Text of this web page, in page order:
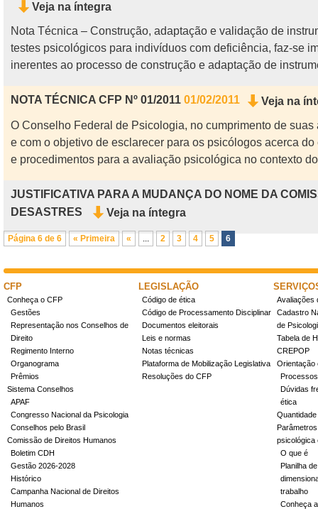
Veja na íntegra
Nota Técnica – Construção, adaptação e validação de
testes psicológicos para indivíduos com deficiência, faz-se
inerentes ao processo de construção e adaptação de
NOTA TÉCNICA CFP Nº 01/2011 01/02/2011
Veja na
O Conselho Federal de Psicologia, no cumprimento de
e com o objetivo de esclarecer para os psicólogos acerca
e procedimentos para a avaliação psicológica no contexto
JUSTIFICATIVA PARA A MUDANÇA DO NOME DA
DESASTRES
Veja na íntegra
Página 6 de 6 « Primeira « 2 3 4 5 6
CFP
Conheça o CFP
Gestões
Representação nos Conselhos de
Direito
Regimento Interno
Organograma
Prêmios
Sistema Conselhos
APAF
Congresso Nacional da Psicologia
Conselhos pelo Brasil
Comissão de Direitos Humanos
Boletim CDH
Gestão 2026-2028
Histórico
Campanha Nacional de Direitos
Humanos
LEGISLAÇÃO
Código de ética
Código de Processamento Disciplinar
Documentos eleitorais
Leis e normas
Notas técnicas
Plataforma de Mobilização Legislativa
Resoluções do CFP
Avaliações
Cadastro
de
Tabela de
CREPOP
Orientação
Dúvidas
ética
psicológica
O que é
Planilha
trabalho
Conheça